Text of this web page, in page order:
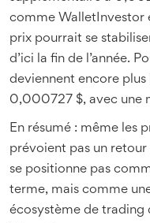
comme WalletInvestor
prix pourrait se
d’ici la fin de l’année.
deviennent encore
0,000727 $, avec une
En résumé : même les
prévoient pas un retour
se positionne pas
terme, mais comme
écosystème de trading